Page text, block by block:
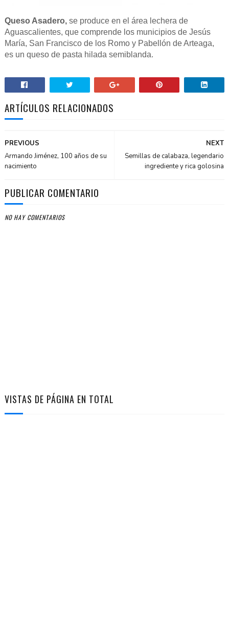
Queso Asadero,se produce en el área lechera de
Aguascalientes, que comprende los municipios de Jesús
María, San Francisco de los Romo y Pabellón de Arteaga,
es un queso de pasta hilada semiblanda.
ARTÍCULOS RELACIONADOS
NEXT
Semillas de calabaza, legendario
ingrediente y rica golosina
PREVIOUS
Armando Jiménez, 100 años de su
nacimiento
PUBLICAR COMENTARIO
NO HAY COMENTARIOS
VISTAS DE PÁGINA EN TOTAL